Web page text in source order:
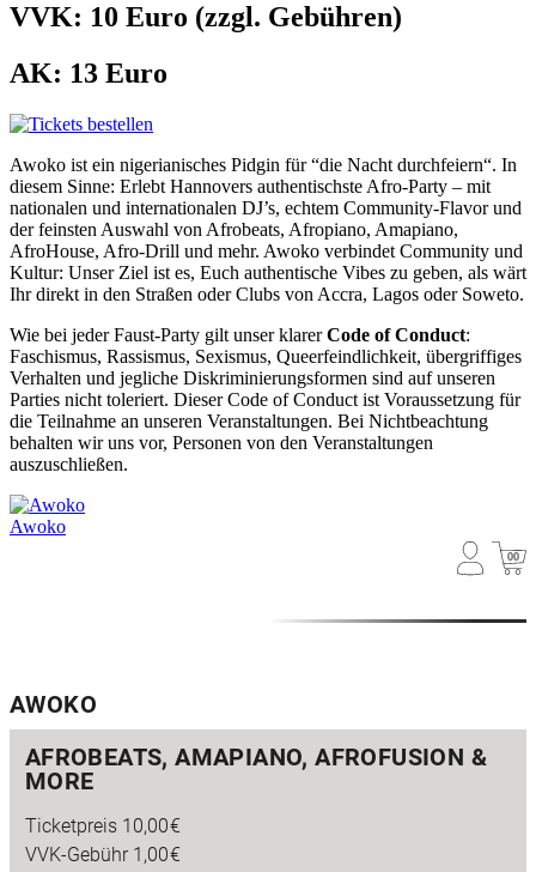
VVK: 10 Euro (zzgl. Gebühren)
AK: 13 Euro
Awoko ist ein nigerianisches Pidgin für “die Nacht durchfeiern“. In
diesem Sinne: Erlebt Hannovers authentischste Afro-Party – mit
nationalen und internationalen DJ’s, echtem Community-Flavor und
der feinsten Auswahl von Afrobeats, Afropiano, Amapiano,
AfroHouse, Afro-Drill und mehr. Awoko verbindet Community und
Kultur: Unser Ziel ist es, Euch authentische Vibes zu geben, als wärt
Ihr direkt in den Straßen oder Clubs von Accra, Lagos oder Soweto.
Wie bei jeder Faust-Party gilt unser klarerCode of Conduct:
Faschismus, Rassismus, Sexismus, Queerfeindlichkeit, übergriffiges
Verhalten und jegliche Diskriminierungsformen sind auf unseren
Parties nicht toleriert. Dieser Code of Conduct ist Voraussetzung für
die Teilnahme an unseren Veranstaltungen. Bei Nichtbeachtung
behalten wir uns vor, Personen von den Veranstaltungen
auszuschließen.
Awoko